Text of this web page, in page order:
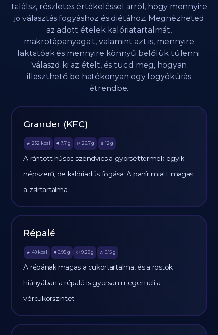
találsz, részletes értékeléssel arról, hogy mennyire
jó választás fogyáshoz és diétához. Megnézheted
az adott ételek kalóriatartalmát,
makrotápanyagait, valamint azt is, mennyire
laktatóak és mennyire könnyű belőlük túlenni.
Válaszd ki az ételt, és tudd meg, hogyan
illeszthető be hatékonyan egy fogyókúrás
étrendbe.
Grander (KFC)
🔥 252 kcal 🥩 7.7 g 🥔 26.7g 🫒 12 g
A rántott húsos szendvics a gyorséttermek egyik
népszerű, de kalóriadús fogása. A panír miatt magas
a zsírtartalma.
Répalé
🔥 40 kcal 🥩 0.95 g 🥔 9.28g 🫒 0.15 g
A répának magas a cukortartalma, és a rostok
hiányában a répalé is gyorsan megemeli a
vércukorszintet.